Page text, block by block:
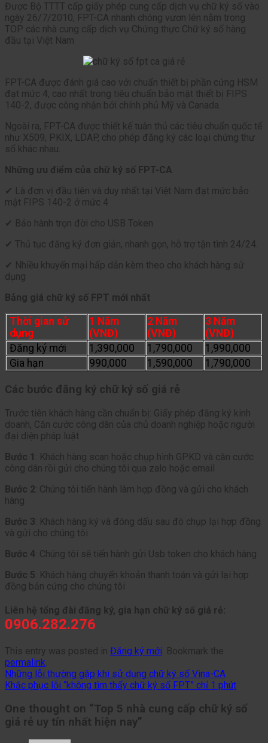
Được Bộ TTTT cấp giấy phép cung cấp dịch vụ chữ ký số vào
ngày 26/7/2010, FPT-CA nhanh chóng vươn lên nằm trong
TOP các nhà cung cấp dịch vụ Chứng thực Chữ ký số hàng
đầu tại Việt Nam
FPT-CA được đánh giá cao với chuẩn thiết bị phần cứng HSM
đạt mức 4, cao nhất trong tiêu chuẩn bảo mật thiết bị FIPS
140-2, được công nhận bởi chính phủ Mỹ và Canada.
Ngoài ra, FPT-CA được thiết kế tuân thủ các tiêu chuẩn quốc tế
như X509, PKIX, LDAP, cho phép đăng ký các loại chứng thư
số khác nhau.
Những ưu điểm của chữ ký số FPT-CA
✔ Là đơn vị đầu tiên và duy nhất tại Việt Nam đạt mức bảo
mật FIPS 140-2 ở mức 4
✔ Bảo hành trọn đời cho USB Token
✔ Thủ tục đăng ký đơn giản, nhanh gọn, hỗ trợ tận tình 24/24.
✔ Nhiều khuyến mại hấp dẫn kèm theo cho khách hàng sử
dụng
Bảng giá chữ ký số FPT mới nhất
Thời gian sử
dụng
1 Năm
(VNĐ)
2 Năm
(VNĐ)
3 Năm
(VNĐ)
Đăng ký mới
1,390,000 1,790,000
1,990,000
Gia hạn
990,000 1,590,000 1,790,000
Các bước đăng ký chữ ký số giá rẻ
Trước tiên khách hàng cần chuẩn bị: Giấy phép đăng ký kinh
doanh, Căn cước công dân của chủ doanh nghiệp hoặc người
đại diện pháp luật
Bước 1 : Khách hàng scan hoặc chụp hình GPKD và căn cước
công dân rồi gửi cho chúng tôi qua zalo hoặc email
Bước 2: Chúng tôi tiến hành làm hợp đồng và gửi cho khách
hàng
Bước 3: Khách hàng ký và đóng dấu sau đó chụp lại hợp đồng
và gửi cho chúng tôi
Bước 4: Chúng tôi sẽ tiến hành gửi Usb token cho khách hàng
Bước 5: Khách hàng chuyển khoản thanh toán và gửi lại hợp
đồng bản cứng cho chúng tôi
Liên hệ tổng đài đăng ký, gia hạn chữ ký số giá rẻ:
0906.282.276
This entry was posted in Đăng ký mới. Bookmark the
permalink.
Những lỗi thường gặp khi sử dụng chữ ký số Vina-CA
Khắc phục lỗi “không tìm thấy chữ ký số FPT” chỉ 1 phút
One thought on “Top 5 nhà cung cấp chữ ký số
giá rẻ uy tín nhất hiện nay”